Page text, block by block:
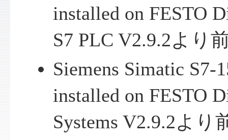
installed on FESTO
S7 PLC V2.9.2より
Siemens Simatic S7-
installed on FESTO
Systems V2.9.2よ